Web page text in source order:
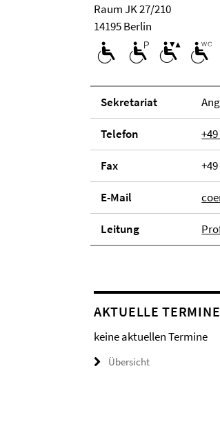
Raum JK 27/210
14195 Berlin
Se­kre­ta­ri­at
Telefon
Fax
E-Mail
Lei­tung
AKTUELLE TERMINE
keine aktuellen Termine
Übersicht